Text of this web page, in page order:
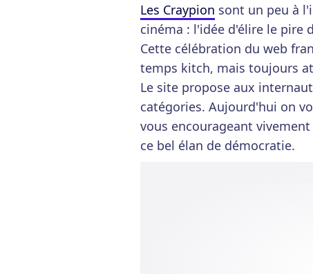
Les Craypion sont un peu à
cinéma : l'idée d'élire le pire
Cette célébration du web
temps kitch, mais toujours
Le site propose aux
catégories. Aujourd'hui on
vous encourageant vivement
ce bel élan de démocratie.